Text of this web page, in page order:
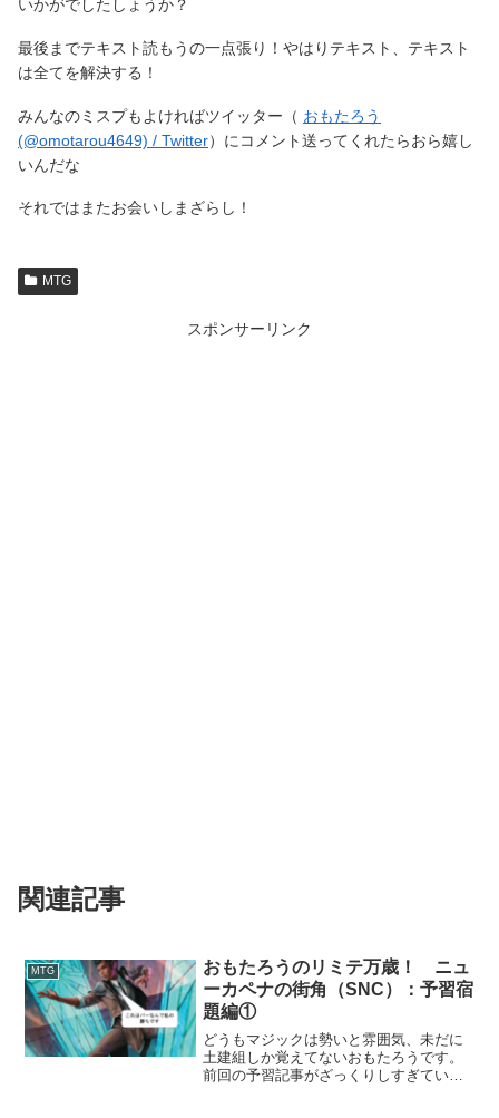
いかがでしたしょうか？
最後までテキスト読もうの一点張り！やはりテキスト、テキスト
は全てを解決する！
みんなのミスプもよければツイッター（ おもたろう
(@omotarou4649) / Twitter）にコメント送ってくれたらおら嬉し
いんだな
それではまたお会いしまざらし！
MTG
スポンサーリンク
関連記事
MTG
おもたろうのリミテ万歳！ ニュ
ーカペナの街角（SNC）：予習宿
題編①
どうもマジックは勢いと雰囲気、未だに
土建組しか覚えてないおもたろうです。
前回の予習記事がざっくりしすぎていた